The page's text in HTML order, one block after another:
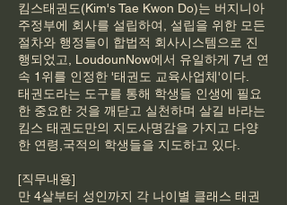
킴스태권도(Kim's Tae Kwon Do)는 버지니아
주정부에 회사를 설립하여, 설립을 위한 모든
절차와 행정들이 합법적 회사시스템으로 진
행되었고, LoudounNow에서 유일하게 7년 연
속 1위를 인정한 '태권도 교육사업체'이다.
태권도라는 도구를 통해 학생들 인생에 필요
한 중요한 것을 깨닫고 실천하며 살길 바라는
킴스 태권도만의 지도사명감을 가지고 다양
한 연령,국적의 학생들을 지도하고 있다.
[직무내용]
만 4살부터 성인까지 각 나이별 클래스 태권